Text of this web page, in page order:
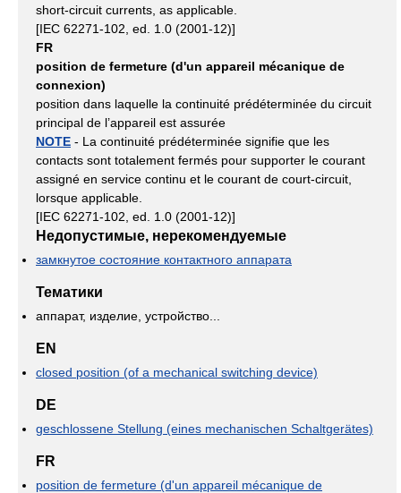
short-circuit currents, as applicable.
[IEC 62271-102, ed. 1.0 (2001-12)]
FR
position de fermeture (d'un appareil mécanique de
connexion)
position dans laquelle la continuité prédéterminée du circuit
principal de l’appareil est assurée
NOTE - La continuité prédéterminée signifie que les
contacts sont totalement fermés pour supporter le courant
assigné en service continu et le courant de court-circuit,
lorsque applicable.
[IEC 62271-102, ed. 1.0 (2001-12)]
Недопустимые, нерекомендуемые
замкнутое состояние контактного аппарата
Тематики
аппарат, изделие, устройство...
EN
closed position (of a mechanical switching device)
DE
geschlossene Stellung (eines mechanischen Schaltgerätes)
FR
position de fermeture (d'un appareil mécanique de